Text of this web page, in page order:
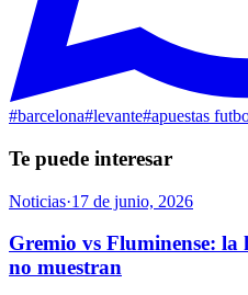
#barcelona#levante#apuestas
Te puede interesar
Noticias·17 de junio, 2026
Gremio vs Fluminense: la
no muestran